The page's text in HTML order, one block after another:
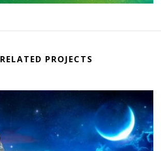
RELATED PROJECTS